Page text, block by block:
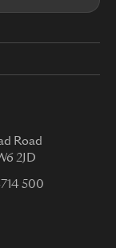
Road
2JD
500